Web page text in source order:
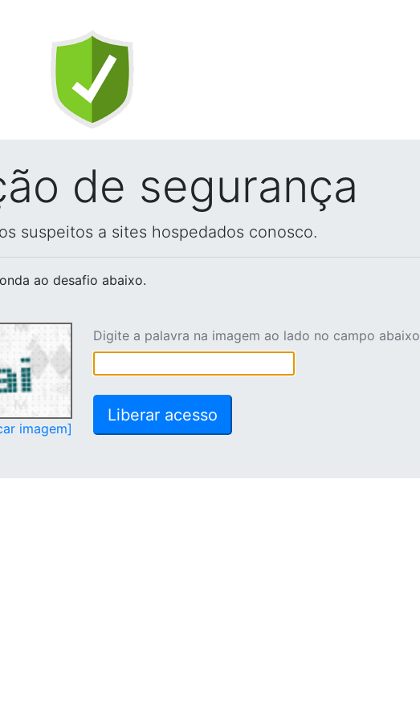
de segurança
suspeitos a sites hospedados conosco.
ao desafio abaixo.
imagem]
Digite a palavra na imagem ao lado no campo abaixo